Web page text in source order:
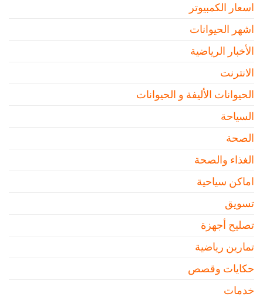
اسعار الكمبيوتر
اشهر الحيوانات
الأخبار الرياضية
الانترنت
الحيوانات الأليفة و الحيوانات
السياحة
الصحة
الغذاء والصحة
اماكن سياحية
تسويق
تصليح أجهزة
تمارين رياضية
حكايات وقصص
خدمات